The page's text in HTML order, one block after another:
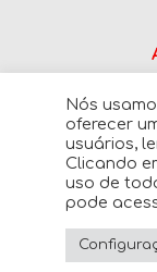
© 2026 ·
Nós
oferecer
usuários,
Clicando
uso de
pode